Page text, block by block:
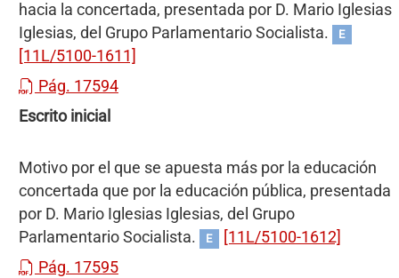
hacia la concertada, presentada por D. Mario Iglesias
Iglesias, del Grupo Parlamentario Socialista.
E
[11L/5100-1611]
Pág. 17594
Escrito inicial
Motivo por el que se apuesta más por la educación
concertada que por la educación pública, presentada
por D. Mario Iglesias Iglesias, del Grupo
Parlamentario Socialista.
E
[11L/5100-1612]
Pág. 17595